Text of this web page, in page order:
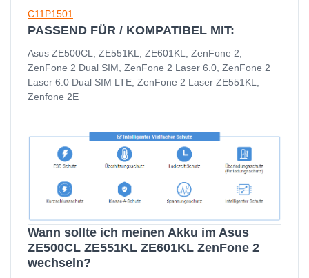
C11P1501
PASSEND FÜR / KOMPATIBEL MIT:
Asus ZE500CL, ZE551KL, ZE601KL, ZenFone 2,
ZenFone 2 Dual SIM, ZenFone 2 Laser 6.0, ZenFone 2
Laser 6.0 Dual SIM LTE, ZenFone 2 Laser ZE551KL,
Zenfone 2E
Wann sollte ich meinen Akku im Asus
ZE500CL ZE551KL ZE601KL ZenFone 2
wechseln?